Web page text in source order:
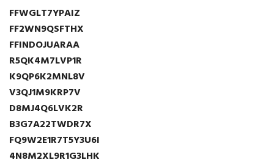
FFWGLT7YPAIZ
FF2WN9QSFTHX
FFINDOJUARAA
R5QK4M7LVP1R
K9QP6K2MNL8V
V3QJ1M9KRP7V
D8MJ4Q6LVK2R
B3G7A22TWDR7X
FQ9W2E1R7T5Y3U6I
4N8M2XL9R1G3LHK